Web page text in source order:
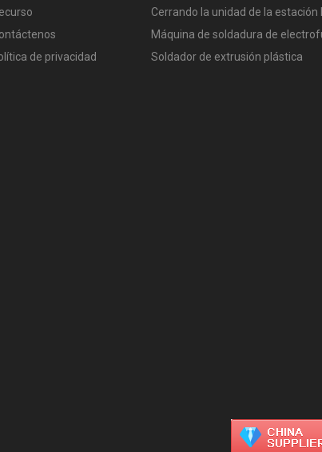
de privacidad
Cerrando la unidad de la estación
Máquina de soldadura de
Soldador de extrusión plástica